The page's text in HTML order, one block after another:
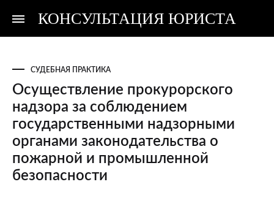
КОНСУЛЬТАЦИЯ ЮРИСТА
Консультация
Консультация
СУДЕБНАЯ ПРАКТИКА
Осуществление прокурорского
надзора за соблюдением
государственными надзорными
органами законодательства о
пожарной и промышленной
безопасности